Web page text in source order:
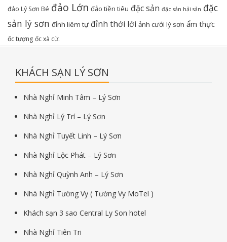
đảo Lý Sơn Bé đảo Lớn đảo tiền tiêu đặc sản đặc sản hải sản đặc
sản lý sơn đỉnh liêm tự đỉnh thới lới ảnh cưới lý sơn ẩm thực
ốc tượng ốc xà cừ.
KHÁCH SẠN LÝ SƠN
Nhà Nghỉ Minh Tâm – Lý Sơn
Nhà Nghỉ Lý Trí – Lý Sơn
Nhà Nghỉ Tuyết Linh – Lý Sơn
Nhà Nghỉ Lộc Phát – Lý Sơn
Nhà Nghỉ Quỳnh Anh – Lý Sơn
Nhà Nghỉ Tường Vy ( Tường Vy MoTel )
Khách sạn 3 sao Central Ly Son hotel
Nhà Nghỉ Tiên Tri